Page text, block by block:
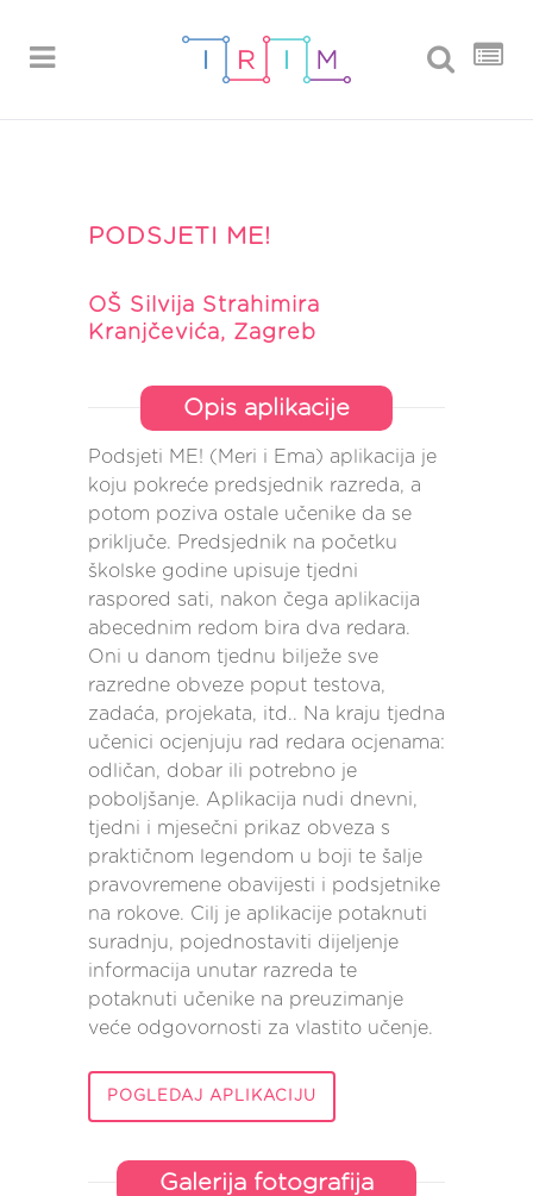
PODSJETI ME!
OŠ Silvija Strahimira
Kranjčevića, Zagreb
Opis aplikacije
Podsjeti ME! (Meri i Ema) aplikacija je
koju pokreće predsjednik razreda, a
potom poziva ostale učenike da se
priključe. Predsjednik na početku
školske godine upisuje tjedni
raspored sati, nakon čega aplikacija
abecednim redom bira dva redara.
Oni u danom tjednu bilježe sve
razredne obveze poput testova,
zadaća, projekata, itd.. Na kraju tjedna
učenici ocjenjuju rad redara ocjenama:
odličan, dobar ili potrebno je
poboljšanje. Aplikacija nudi dnevni,
tjedni i mjesečni prikaz obveza s
praktičnom legendom u boji te šalje
pravovremene obavijesti i podsjetnike
na rokove. Cilj je aplikacije potaknuti
suradnju, pojednostaviti dijeljenje
informacija unutar razreda te
potaknuti učenike na preuzimanje
veće odgovornosti za vlastito učenje.
POGLEDAJ APLIKACIJU
Galerija fotografija